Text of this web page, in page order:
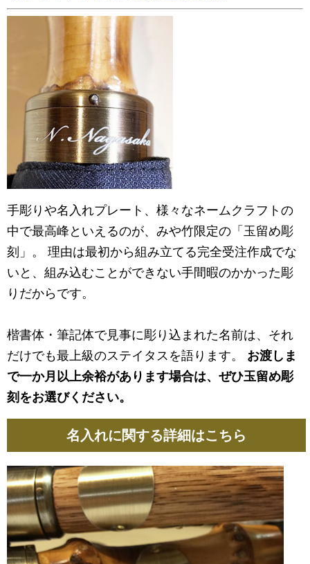
手彫りや名入れプレート、様々なネームクラフトの
中で最高峰といえるのが、みや竹限定の「玉留め彫
刻」。 理由は最初から組み立てる完全受注作成でな
いと、組み込むことができない手間暇のかかった彫
りだからです。
楷書体・筆記体で見事に彫り込まれた名前は、それ
だけでも最上級のステイタスを語ります。 お渡しま
で一か月以上余裕があります場合は、ぜひ玉留め彫
刻をお選びください。
名入れに関する詳細はこちら